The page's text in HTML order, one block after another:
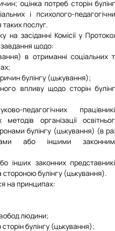
оцінка потреб сторін
і психолого-
послуг.
засіданні Комісії у
завдання щодо:
в отриманні соціальних
булінгу (цькування);
впливу щодо сторін
педагогічних
організації
булінгу (цькування) (в
або іншими
інших законних
стороною булінгу (цькування).
на принципах:
людини;
булінгу (цькування);